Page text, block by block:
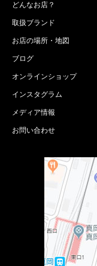
どんなお店？
取扱ブランド
お店の場所・地図
ブログ
オンラインショップ
インスタグラム
メディア情報
お問い合わせ